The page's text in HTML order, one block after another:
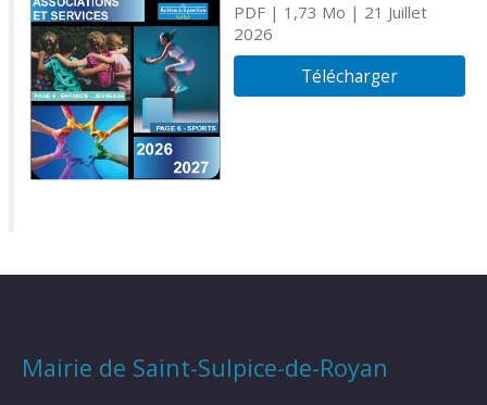
PDF| 1,73 Mo | 21 Juillet
2026
Télécharger
Mairie de Saint-Sulpice-de-Royan